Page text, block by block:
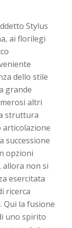
Stylus
ai florilegi
dello stile
grande
altri
struttura
successione
opzioni
allora non si
esercitata
ricerca
Qui la fusione
uno spirito